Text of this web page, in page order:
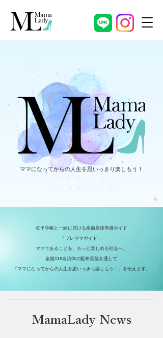
​ママになってからの人生を思いっきり楽しもう！
母子手帳と一緒に届ける産前産後準備ガイド
「プレママガイド」
ママであることを、もっと楽しめる社会へ。
全国215自治体の配布基盤を通して
​「ママになってからの人生を思いっきり楽しもう！」を伝えます。
MamaLady News